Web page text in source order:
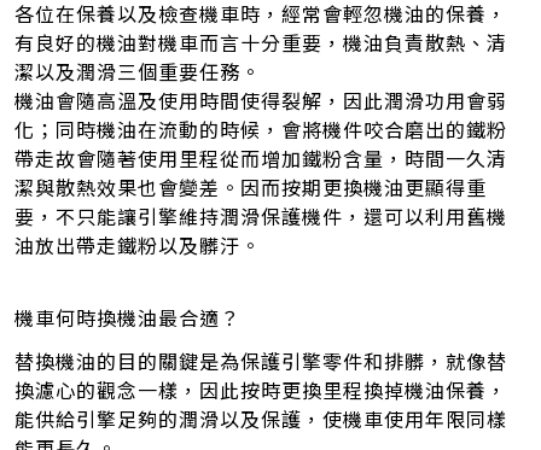
各位在保養以及檢查機車時，經常會輕忽機油的保養，
有良好的機油對機車而言十分重要，機油負責散熱、清
潔以及潤滑三個重要任務。
機油會隨高溫及使用時間使得裂解，因此潤滑功用會弱
化；同時機油在流動的時候，會將機件咬合磨出的鐵粉
帶走故會隨著使用里程從而增加鐵粉含量，時間一久清
潔與散熱效果也會變差。因而按期更換機油更顯得重
要，不只能讓引擎維持潤滑保護機件，還可以利用舊機
油放出帶走鐵粉以及髒汙。
機車何時換機油最合適？
替換機油的目的關鍵是為保護引擎零件和排髒，就像替
換濾心的觀念一樣，因此按時更換里程換掉機油保養，
能供給引擎足夠的潤滑以及保護，使機車使用年限同樣